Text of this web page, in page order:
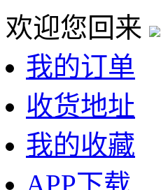
欢迎您回来
我的订单
收货地址
我的收藏